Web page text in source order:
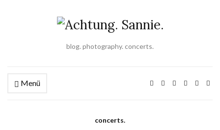
blog. photography. concerts.
Menü
concerts.